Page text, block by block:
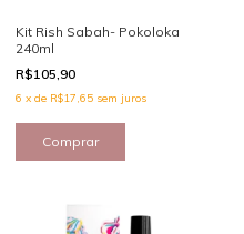
Kit Rish Sabah- Pokoloka
240ml
R$105,90
6 x de R$17,65 sem juros